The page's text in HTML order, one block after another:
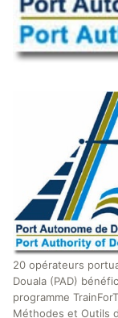
20 opérateurs
Douala (PAD)
programme
Méthodes et Outils